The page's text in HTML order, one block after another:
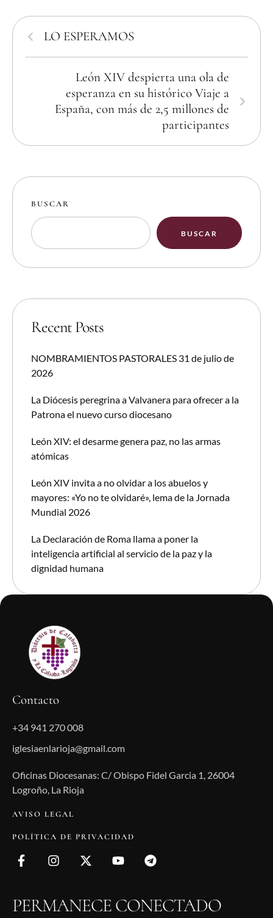
LO ESPERAMOS
León XIV despierta una ola de
esperanza en su histórico Viaje a
España, con más de 2,5 millones de
participantes
BUSCAR
BUSCAR
Recent Posts
NOMBRAMIENTOS PASTORALES 31 de julio de
2026
La Diócesis peregrina a Valvanera para ofrecer a la
Patrona el nuevo curso diocesano
León XIV: el desarme genera paz, no las armas
atómicas
León XIV invita a no olvidar a los abuelos y
mayores: «Yo no te olvidaré», lema de la Jornada
Mundial 2026
La Declaración de Roma llama a poner la
inteligencia artificial al servicio de la paz y la
dignidad humana
Contacto
+34 941 270 008
iglesiaenlarioja@gmail.com
Oficinas Diocesanas: C/ Obispo Fidel Garcia 1, 26004
Logroño, La Rioja
AVISO LEGAL
POLÍTICA DE PRIVACIDAD
PERMANECE CONECTADO